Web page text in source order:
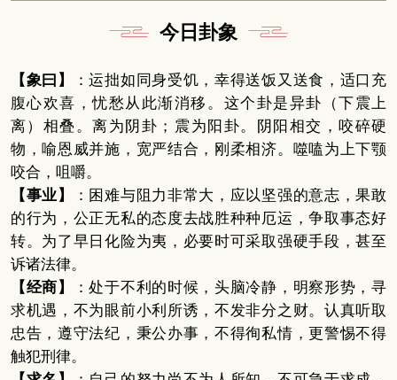
今日卦象
【象曰】
：运拙如同身受饥，幸得送饭又送食，适口充
腹心欢喜，忧愁从此渐消移。这个卦是异卦（下震上
离）相叠。离为阴卦；震为阳卦。阴阳相交，咬碎硬
物，喻恩威并施，宽严结合，刚柔相济。噬嗑为上下颚
咬合，咀嚼。
【事业】
：困难与阻力非常大，应以坚强的意志，果敢
的行为，公正无私的态度去战胜种种厄运，争取事态好
转。为了早日化险为夷，必要时可采取强硬手段，甚至
诉诸法律。
【经商】
：处于不利的时候，头脑冷静，明察形势，寻
求机遇，不为眼前小利所诱，不发非分之财。认真听取
忠告，遵守法纪，秉公办事，不得徇私情，更警惕不得
触犯刑律。